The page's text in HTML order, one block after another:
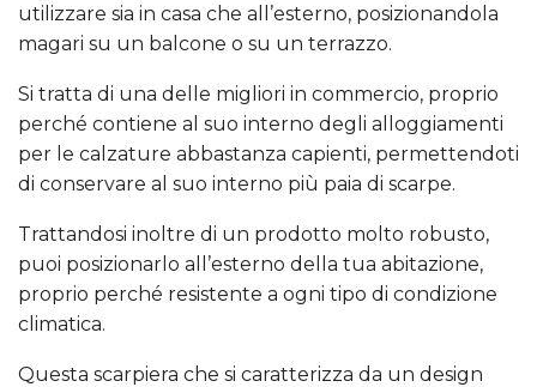
utilizzare sia in casa che all’esterno, posizionandola
magari su un balcone o su un terrazzo.
Si tratta di una delle migliori in commercio, proprio
perché contiene al suo interno degli alloggiamenti
per le calzature abbastanza capienti, permettendoti
di conservare al suo interno più paia di scarpe.
Trattandosi inoltre di un prodotto molto robusto,
puoi posizionarlo all’esterno della tua abitazione,
proprio perché resistente a ogni tipo di condizione
climatica.
Questa scarpiera che si caratterizza da un design